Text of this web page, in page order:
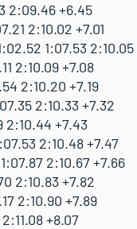
2:09.46 +6.45
2:10.02 +7.01
1:07.53 2:10.05
2:10.09 +7.08
2:10.20 +7.19
2:10.33 +7.32
2:10.44 +7.43
2:10.48 +7.47
2:10.67 +7.66
2:10.83 +7.82
2:10.90 +7.89
+8.07